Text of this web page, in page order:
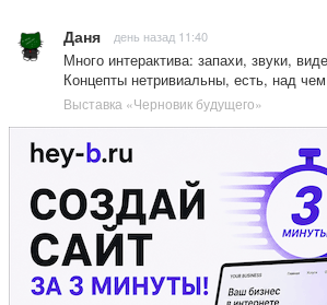
Даня день назад 11:40
Много интерактива: запахи, звуки,
Концепты нетривиальны, есть, над чем
Выставка «Черновик будущего»